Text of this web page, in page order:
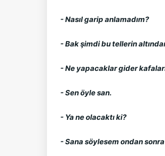
- Nasıl garip anlamadım?
- Bak şimdi bu tellerin
- Ne yapacaklar gider
- Sen öyle san.
- Ya ne olacaktı ki?
- Sana söylesem ondan sonra